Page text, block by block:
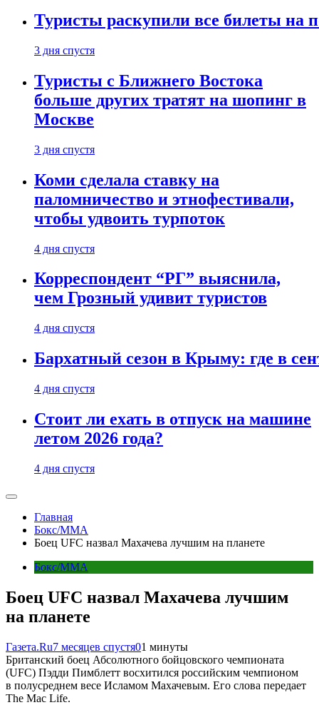
Туристы раскупили все билеты на
3 дня спустя
Туристы с Ближнего Востока
больше других тратят на шопинг в
Москве
3 дня спустя
Коми сделала ставку на
паломничество и этнофестивали,
чтобы удвоить турпоток
4 дня спустя
Корреспондент “РГ” выяснила,
чем Грозный удивит туристов
4 дня спустя
Бархатный сезон в Крыму: где в
4 дня спустя
Стоит ли ехать в отпуск на машине
летом 2026 года?
4 дня спустя
Главная
Бокс/MMA
Боец UFC назвал Махачева лучшим на планете
Бокс/MMA
Боец UFC назвал Махачева лучшим
на планете
Газета.Ru7 месяцев спустя01 минуты
Британский боец Абсолютного бойцовского чемпионата
(UFC) Пэдди Пимблетт восхитился российским чемпионом
в полусреднем весе Исламом Махачевым. Его слова передает
The Mac Life.